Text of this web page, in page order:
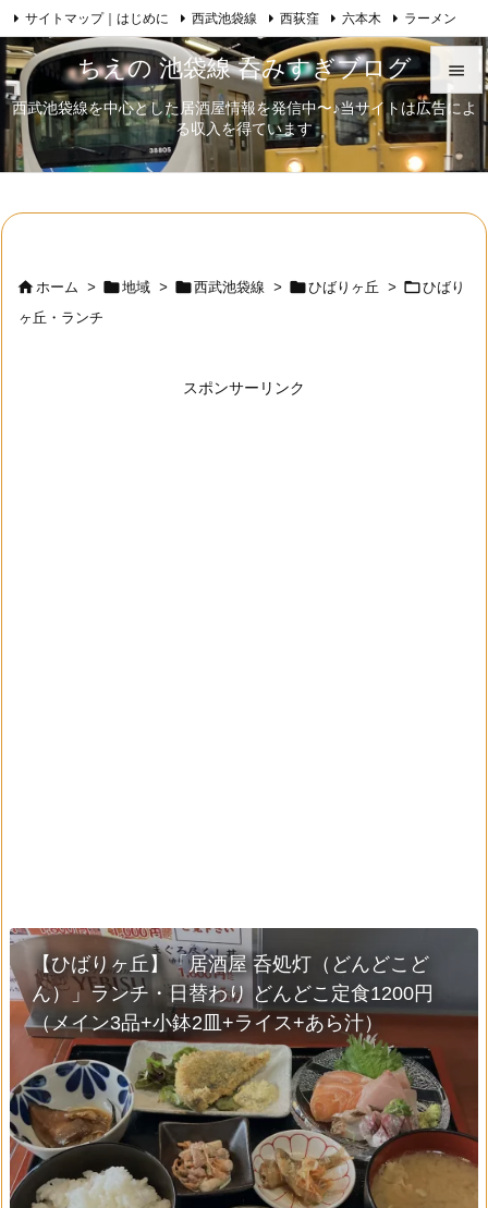
ちえの 池袋線 呑みすぎブログ
西武池袋線を中心とした居酒屋情報を発信中〜♪当サイトは広告によ
る収入を得ています


メニュ


サイトマップ｜はじめに 西武池袋線 西荻窪 六本木 ラーメン
日本酒 歌舞伎 自己紹介 RSS Feedly
ホーム > 地域 > 西武池袋線 > ひばりヶ丘 > ひばり
ヶ丘・ランチ
スポンサーリンク
【ひばりヶ丘】「居酒屋 呑処灯（どんどこど
ん）」ランチ・日替わり どんどこ定食1200円
（メイン3品+小鉢2皿+ライス+あら汁）